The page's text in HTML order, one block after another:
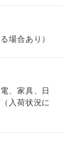
場合あり）
、家具、日
入荷状況に